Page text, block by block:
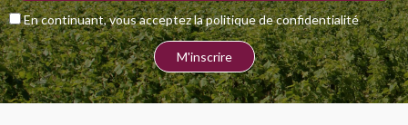
En continuant, vous acceptez la politique de confidentialité